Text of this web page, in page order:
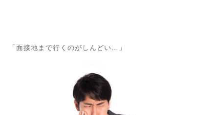
「面接地まで行くのがしんどい…」